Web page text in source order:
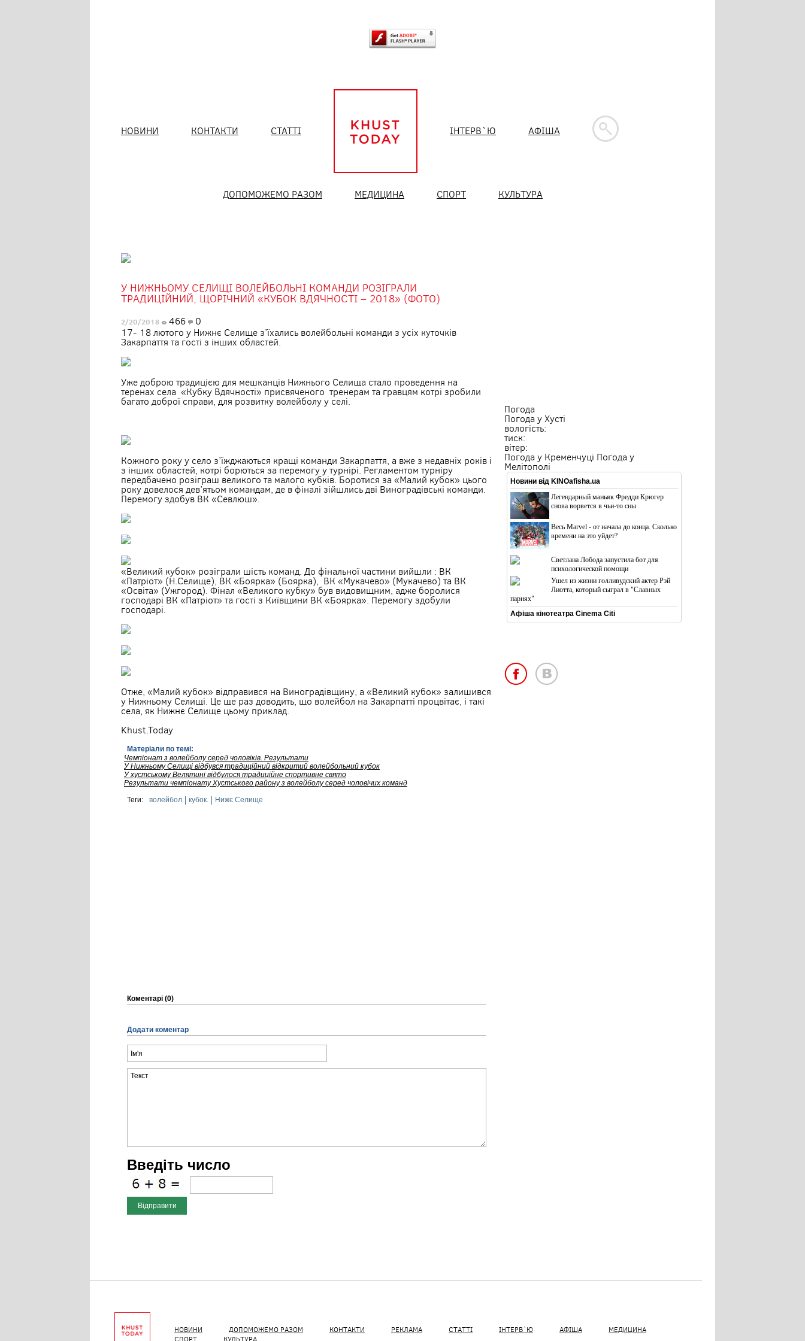
НОВИНИ КОНТАКТИ СТАТТІ ІНТЕРВ`Ю АФІША
ДОПОМОЖЕМО РАЗОМ МЕДИЦИНА СПОРТ КУЛЬТУРА
Погода
Погода уХусті
вологість:
тиск:
вітер:
Погода у Кременчуці Погода у
Мелітополі
Новини від KINOafisha.ua
Легендарный маньяк Фредди Крюгер
снова ворвется в чьи-то сны
Весь Marvel - от начала до конца. Сколько
времени на это уйдет?
Светлана Лобода запустила бот для
психологической помощи
Ушел из жизни голливудский актер Рэй
Лиотта, который сыграл в "Славных
парнях"
Афіша кінотеатра Cinema Citi
У НИЖНЬОМУ СЕЛИЩІ ВОЛЕЙБОЛЬНІ КОМАНДИ РОЗІГРАЛИ
ТРАДИЦІЙНИЙ, ЩОРІЧНИЙ «КУБОК ВДЯЧНОСТІ – 2018» (ФОТО)
2/20/2018 466
0
17- 18 лютого у Нижнє Селище з’їхались волейбольні команди з усіх куточків
Закарпаття та гості з інших областей.
Уже доброю традицією для мешканців Нижнього Селища стало проведення на
теренах села «Кубку Вдячності» присвяченого тренерам та гравцям котрі зробили
багато доброї справи, для розвитку волейболу у селі.
Кожного року у село з’їжджаються кращі команди Закарпаття, а вже з недавніх років і
з інших областей, котрі борються за перемогу у турнірі. Регламентом турніру
передбачено розіграш великого та малого кубків. Боротися за «Малий кубок» цього
року довелося дев’ятьом командам, де в фіналі зійшлись дві Виноградівські команди.
Перемогу здобув ВК «Севлюш».
«Великий кубок» розіграли шість команд. До фінальної частини вийшли : ВК
«Патріот» (Н.Селище), ВК «Боярка» (Боярка), ВК «Мукачево» (Мукачево) та ВК
«Освіта» (Ужгород). Фінал «Великого кубку» був видовищним, адже боролися
господарі ВК «Патріот» та гості з Київщини ВК «Боярка». Перемогу здобули
господарі.
Отже, «Малий кубок» відправився на Виноградівщину, а «Великий кубок» залишився
у Нижньому Селищі. Це ще раз доводить, що волейбол на Закарпатті процвітає, і такі
села, як Нижнє Селище цьому приклад.
Khust.Today
Матеріали по темі:
Чемпіонат з волейболу серед чоловіків. Результати
У Нижньому Селищі відбувся традиційний відкритий волейбольний кубок
У хустському Велятині відбулося традиційне спортивне свято
Результати чемпіонату Хустського району з волейболу серед чоловічих команд
Теги:
волейбол кубок. Нижє Селище
Коментарі (0)
Додати коментар
Введіть число
НОВИНИ ДОПОМОЖЕМО РАЗОМ КОНТАКТИ РЕКЛАМА СТАТТІ ІНТЕРВ`Ю АФІША
МЕДИЦИНА
СПОРТ
КУЛЬТУРА